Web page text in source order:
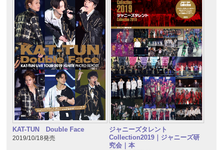
KAT-TUN Double Face
2019/10/18発売
ジャニーズタレント
Collection2019｜ジャニーズ研
究会｜本